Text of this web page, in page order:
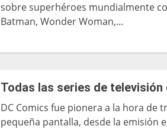
sobre superhéroes mundialmente
Batman, Wonder Woman,...
Todas las series de televisión
DC Comics fue pionera a la hora de
pequeña pantalla, desde la emisión